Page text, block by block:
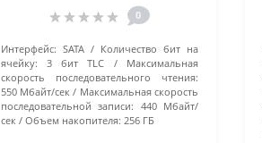
0
Интерфейс: SATA
Количество бит на
ячейку:
3 бит TLC
Максимальная
скорость последовательного чтения:
550 Мбайт/сек
Максимальная скорость
последовательной записи: 440 Мбайт/
сек
Объем накопителя: 256 ГБ